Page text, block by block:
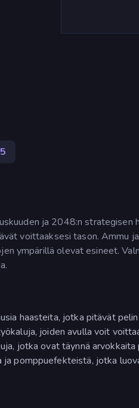
ja 2048:n strategisen
voittaaksesi tason. Ammu
ympärillä olevat esineet.
haasteita, jotka pitävät
joiden avulla voit
jotka ovat täynnä arvokkaita
pomppuefekteistä, jotka